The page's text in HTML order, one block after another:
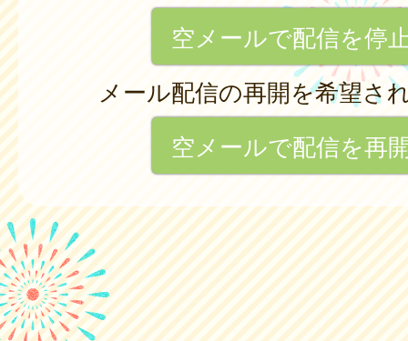
空メールで配信を停
メール配信の再開を希望さ
空メールで配信を再